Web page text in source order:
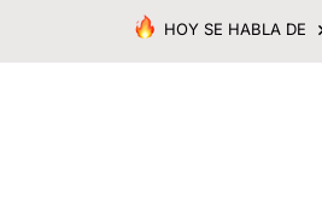
HOY SE HABLA DE